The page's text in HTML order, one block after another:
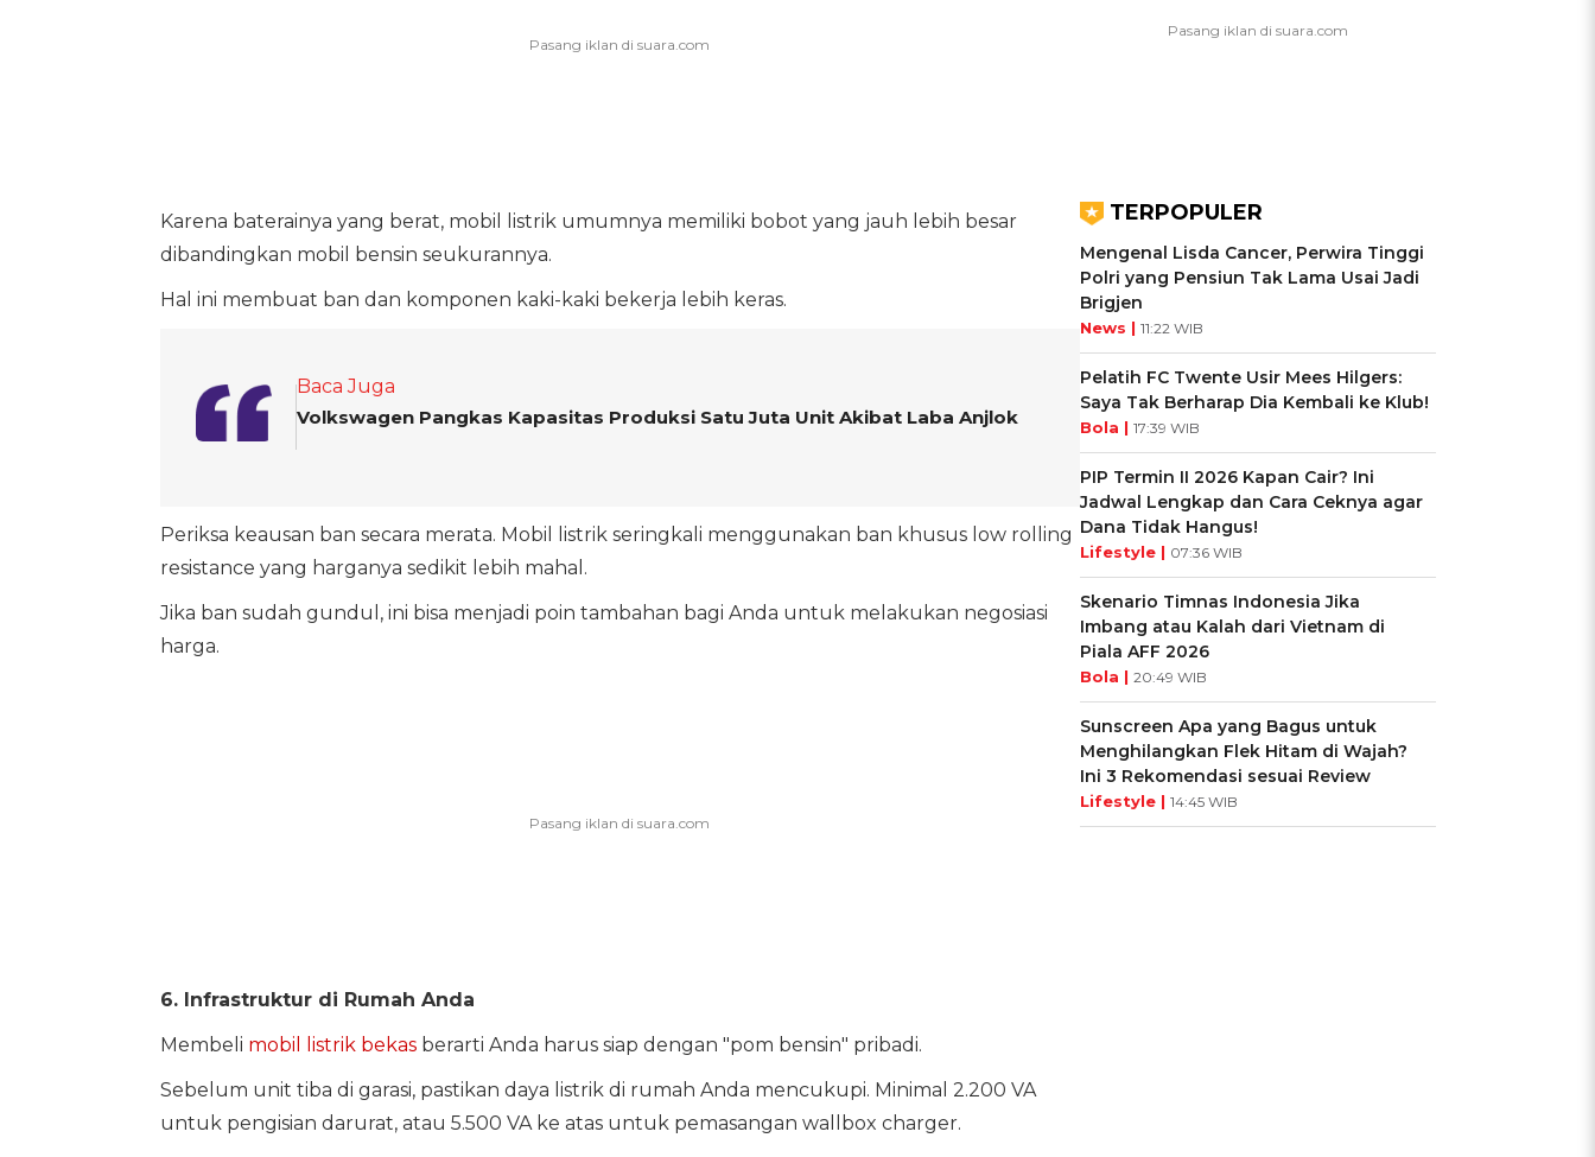
Karena baterainya yang berat, mobil listrik umumnya memiliki bobot yang jauh lebih besar
dibandingkan mobil bensin seukurannya.
Hal ini membuat ban dan komponen kaki-kaki bekerja lebih keras.
Baca Juga
Volkswagen Pangkas Kapasitas Produksi Satu Juta Unit Akibat Laba Anjlok
Periksa keausan ban secara merata. Mobil listrik seringkali menggunakan ban khusus low rolling
resistance yang harganya sedikit lebih mahal.
Jika ban sudah gundul, ini bisa menjadi poin tambahan bagi Anda untuk melakukan negosiasi
harga.
6. Infrastruktur di Rumah Anda
Membeli mobil listrik bekasberarti Anda harus siap dengan "pom bensin" pribadi.
Sebelum unit tiba di garasi, pastikan daya listrik di rumah Anda mencukupi. Minimal 2.200 VA
untuk pengisian darurat, atau 5.500 VA ke atas untuk pemasangan wallbox charger.
TERPOPULER
Mengenal Lisda Cancer, Perwira Tinggi
Polri yang Pensiun Tak Lama Usai Jadi
Brigjen
News | 11:22 WIB
Pelatih FC Twente Usir Mees Hilgers:
Saya Tak Berharap Dia Kembali ke Klub!
Bola | 17:39 WIB
PIP Termin II 2026 Kapan Cair? Ini
Jadwal Lengkap dan Cara Ceknya agar
Dana Tidak Hangus!
Lifestyle | 07:36 WIB
Skenario Timnas Indonesia Jika
Imbang atau Kalah dari Vietnam di
Piala AFF 2026
Bola | 20:49 WIB
Sunscreen Apa yang Bagus untuk
Menghilangkan Flek Hitam di Wajah?
Ini 3 Rekomendasi sesuai Review
Lifestyle | 14:45 WIB